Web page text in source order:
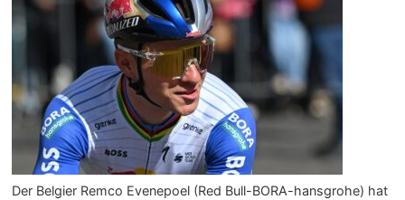
Der Belgier Remco Evenepoel (Red Bull-BORA-hansgrohe) hat